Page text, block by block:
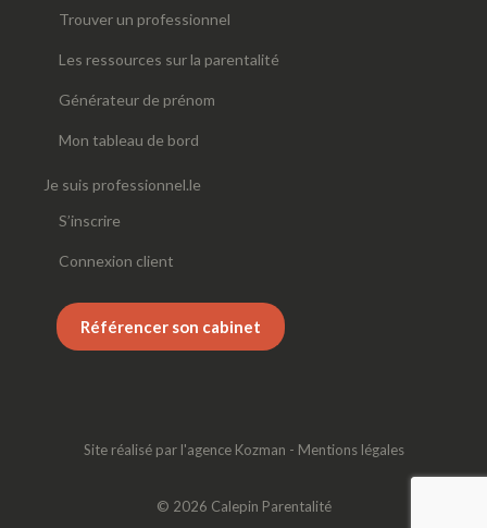
Trouver un professionnel
Les ressources sur la parentalité
Générateur de prénom
Mon tableau de bord
Je suis professionnel.le
S’inscrire
Connexion client
Référencer son cabinet
Site réalisé par l'agence Kozman - Mentions légales
© 2026 Calepin Parentalité